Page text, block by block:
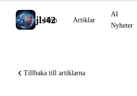
jls42
Hem Artiklar
AI
Nyheter
Tillbaka till artiklarna